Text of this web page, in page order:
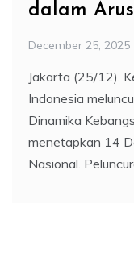
dalam
December 25, 2025
Jakarta (25/12).
Indonesia
Dinamika
menetapkan 14
Nasional.